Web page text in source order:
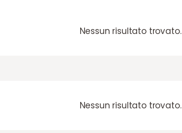
Nessun risultato trovato.
Nessun risultato trovato.